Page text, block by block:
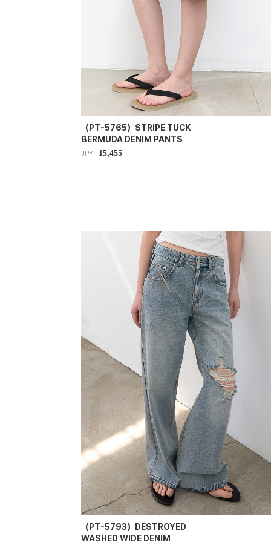
（PT-5765）STRIPE TUCK
BERMUDA DENIM PANTS
JPY 15,455
（PT-5793）DESTROYED
WASHED WIDE DENIM